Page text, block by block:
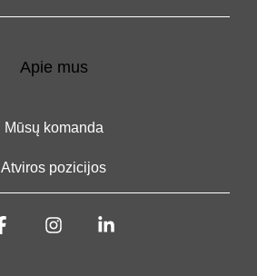
Apie mus
Mūsų komanda
Atviros pozicijos
FacebookInstagram